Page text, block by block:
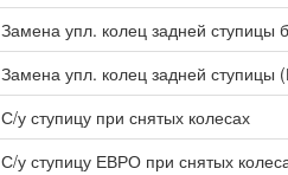
Замена упл. колец задней ступицы
Замена упл. колец задней ступицы
С/у ступицу при снятых колесах
С/у ступицу ЕВРО при снятых